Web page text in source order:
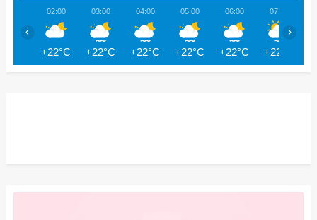
02:00
+22°C
03:00
+22°C
04:00
+22°C
05:00
+22°C
06:00
+22°C
07:00
+22°C
‹ ›